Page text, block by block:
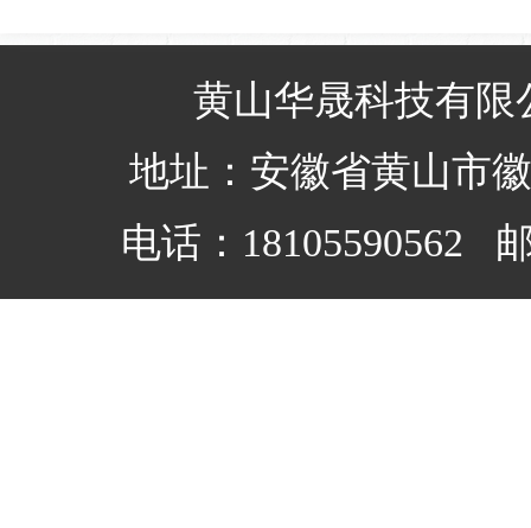
黄山华晟科技有
地址：安徽省黄山市
电话：18105590562